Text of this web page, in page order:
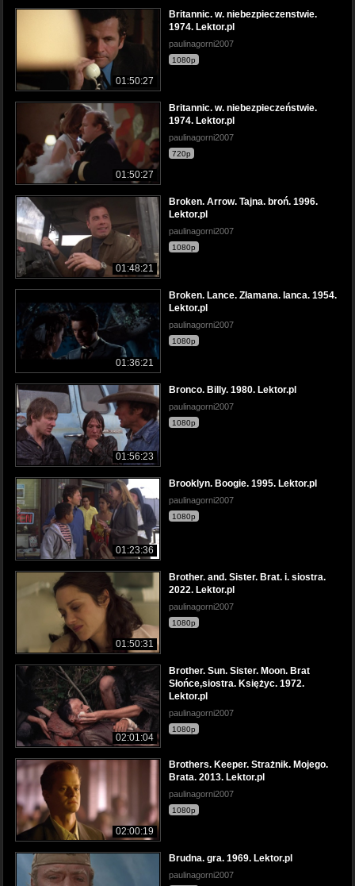
01:50:27
Britannic. w. niebezpieczenstwie.
1974. Lektor.pl
paulinagorni2007
1080p
01:50:27
Britannic. w. niebezpieczeństwie.
1974. Lektor.pl
paulinagorni2007
720p
01:48:21
Broken. Arrow. Tajna. broń. 1996.
Lektor.pl
paulinagorni2007
1080p
01:36:21
Broken. Lance. Złamana. lanca. 1954.
Lektor.pl
paulinagorni2007
1080p
01:56:23
Bronco. Billy. 1980. Lektor.pl
paulinagorni2007
1080p
01:23:36
Brooklyn. Boogie. 1995. Lektor.pl
paulinagorni2007
1080p
01:50:31
Brother. and. Sister. Brat. i. siostra.
2022. Lektor.pl
paulinagorni2007
1080p
02:01:04
Brother. Sun. Sister. Moon. Brat
Słońce,siostra. Księżyc. 1972.
Lektor.pl
paulinagorni2007
1080p
02:00:19
Brothers. Keeper. Strażnik. Mojego.
Brata. 2013. Lektor.pl
paulinagorni2007
1080p
Brudna. gra. 1969. Lektor.pl
paulinagorni2007